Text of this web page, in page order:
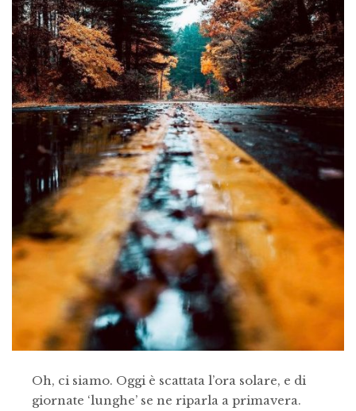
Oh, ci siamo. Oggi è scattata l’ora solare, e di
giornate ‘lunghe’ se ne riparla a primavera.